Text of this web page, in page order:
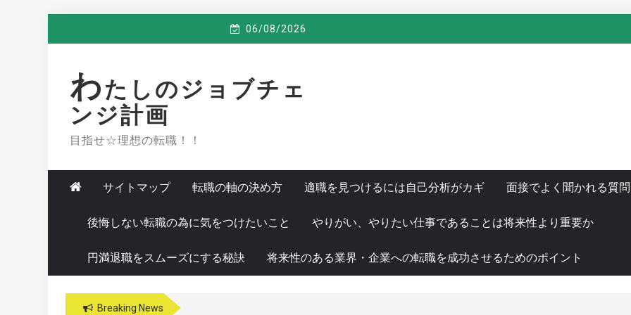
06/08/2026
わたしのジョブチェ
ンジ計画
目指せ☆理想の転職！！
サイトマップ 転職の軸の決め方 適職を見つけるには自己分析がカギ 面接でよく聞かれる質
後悔しない転職の為に気をつけたいこと やりがい、やりたい仕事であることは将来性より重要か
円満退職をスムーズにする秘訣 将来性のある業界・企業への転職を成功させるためのポイント
Breaking News